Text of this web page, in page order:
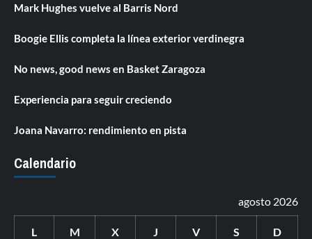
Mark Hughes vuelve al Barris Nord
Boogie Ellis completa la línea exterior verdinegra
No news, good news en Basket Zaragoza
Experiencia para seguir creciendo
Joana Navarro: rendimiento en pista
Calendario
agosto 2026
L M X J V S D